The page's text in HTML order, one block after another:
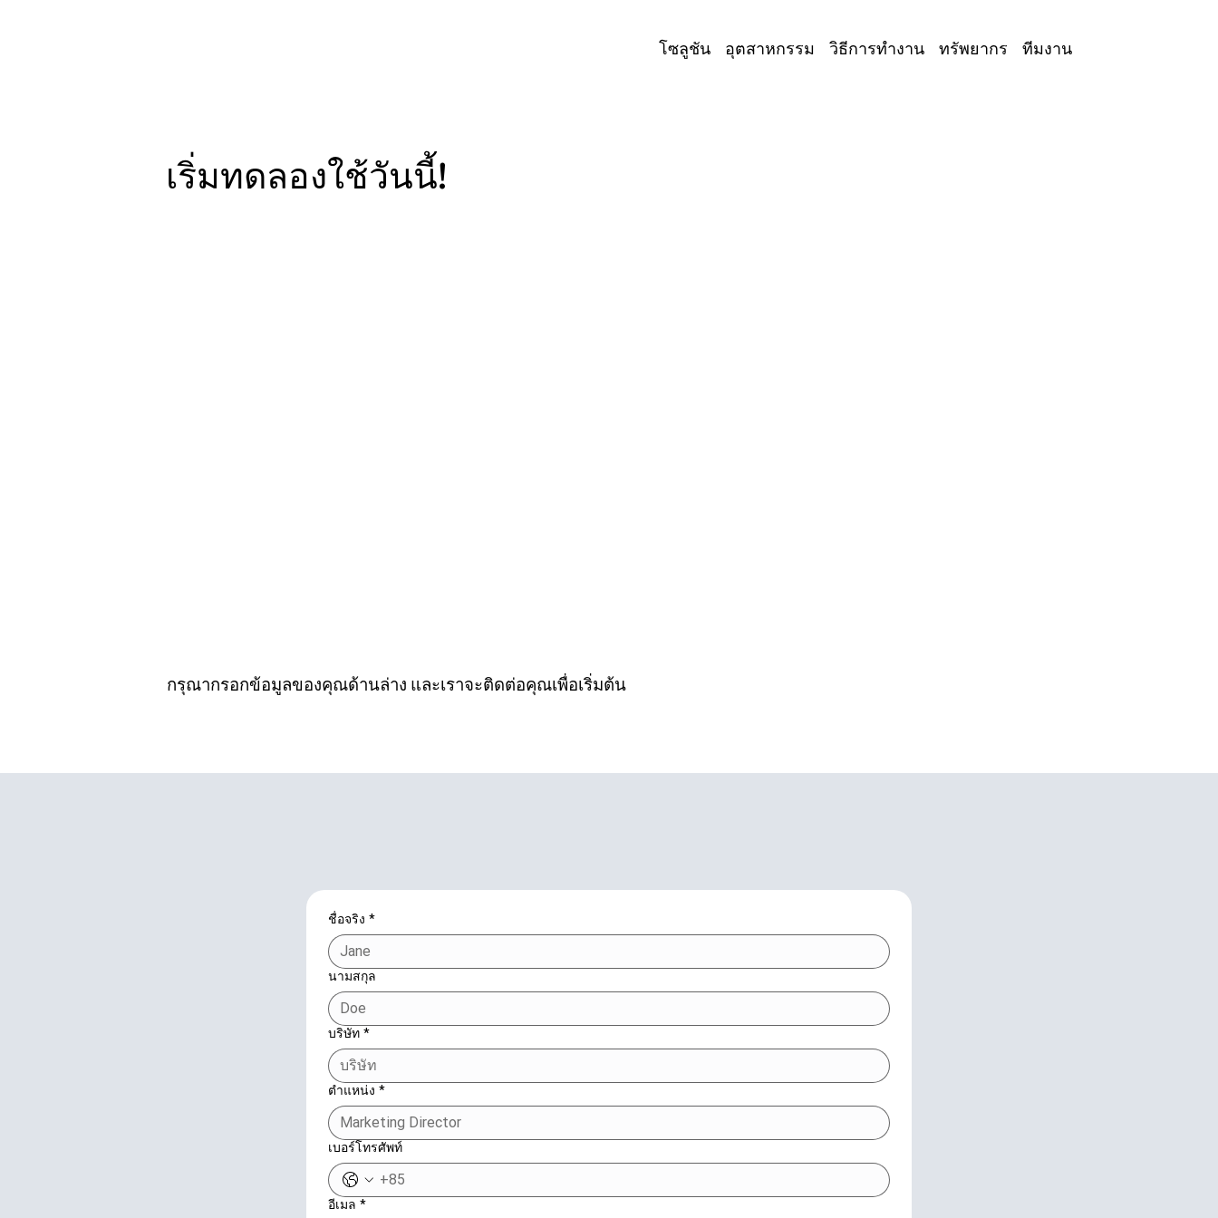
โซลูชัน อุตสาหกรรม วิธีการทำงาน ทรัพยากร ทีมงาน
เริ่มทดลองใช้วันนี้!
กรุณากรอกข้อมูลของคุณด้านล่าง และเราจะติดต่อคุณเพื่อเริ่มต้น
ชื่อจริง *
นามสกุล
บริษัท *
ตำแหน่ง *
เบอร์โทรศัพท์
อีเมล *